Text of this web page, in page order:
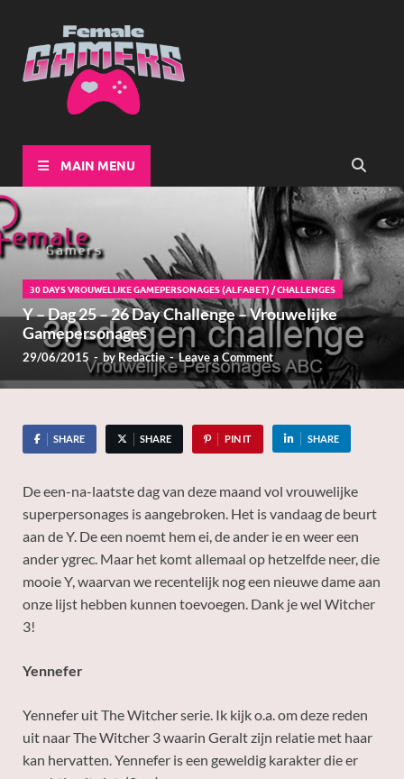
MAIN MENU
30 DAYS VROUWELIJKE GAMEPERSONAGES (ALFABET) /CHALLENGES
Y – Dag 25 – 26 Day Challenge – Vrouwelijke
Gamepersonages
29/06/2015 - by Redactie-Leave a Comment
SHARE SHARE PIN IT SHARE
De een-na-laatste dag van deze maand vol vrouwelijke
superpersonages is aangebroken. Het is vandaag de beurt
aan de Y. De een noemt hem ei, de ander ie en weer een
ander ygrec. Maar het komt allemaal op hetzelfde neer, die
mooie Y, waarvan we recentelijk nog een nieuwe dame aan
onze lijst hebben kunnen toevoegen. Dank je wel Witcher
3!
Yennefer
Yennefer uit The Witcher serie. Ik kijk o.a. om deze reden
uit naar The Witcher 3 waarin Geralt zijn relatie met haar
kan hervatten. Yennefer is een geweldig karakter die er